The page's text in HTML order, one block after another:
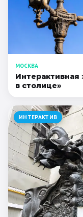
МОСКВА
Интерактивная
в столице»
ИНТЕРАКТИВ